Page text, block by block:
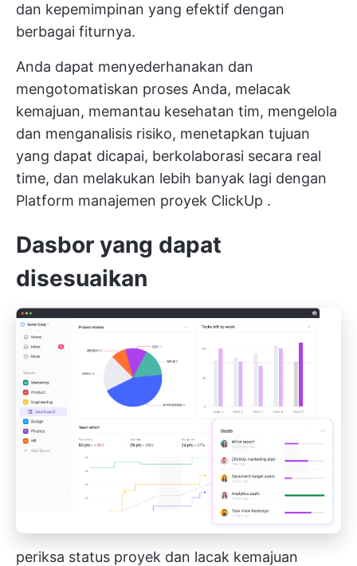
dan kepemimpinan yang efektif dengan
berbagai fiturnya.
Anda dapat menyederhanakan dan
mengotomatiskan proses Anda, melacak
kemajuan, memantau kesehatan tim, mengelola
dan menganalisis risiko, menetapkan tujuan
yang dapat dicapai, berkolaborasi secara real
time, dan melakukan lebih banyak lagi dengan
Platform manajemen proyek ClickUp .
Dasbor yang dapat
disesuaikan
periksa status proyek dan lacak kemajuan